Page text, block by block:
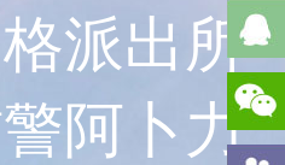
派出所
阿卜力